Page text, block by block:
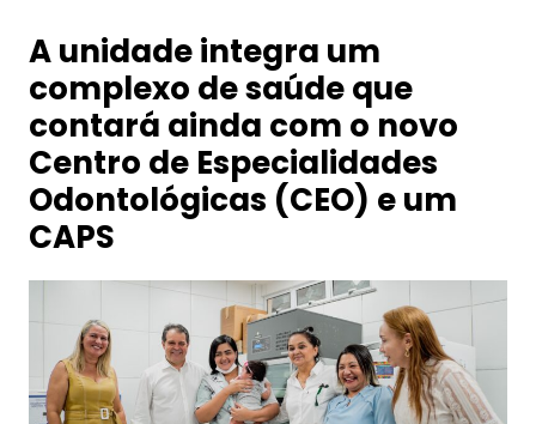
A unidade integra um
complexo de saúde que
contará ainda com o novo
Centro de Especialidades
Odontológicas (CEO) e um
CAPS